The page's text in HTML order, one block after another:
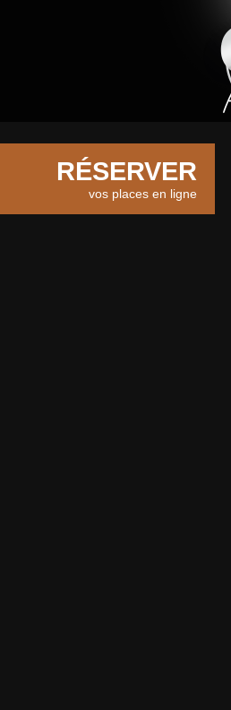
RÉSERVER
vos places en ligne